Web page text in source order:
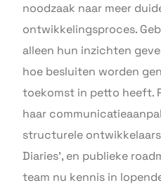
noodzaak naar meer
ontwikkelingsproces.
alleen hun inzichten
hoe besluiten worden
toekomst in petto heeft.
haar
structurele
Diaries’, en publieke
team nu kennis in